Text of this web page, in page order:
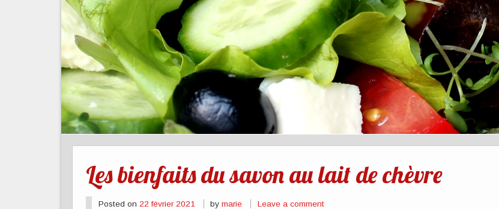
Les bienfaits du savon au lait de chèvre
Posted on 22 février 2021 bymarie Leave a comment